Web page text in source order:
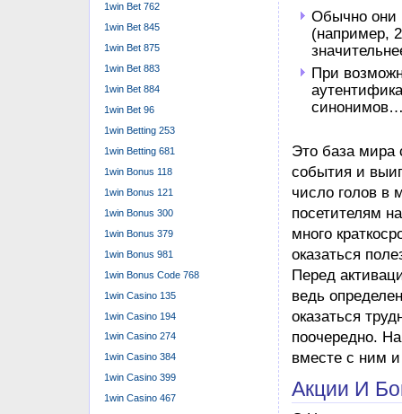
Ст͏али
игрового
нужное
Владелец —
получить
Того
публикуются
1win Bet 762
1win Bet 845
1win Bet 875
1win Bet 883
1win Bet 884
1win Bet 96
1win Betting 253
1win Betting 681
1win Bonus 118
1win Bonus 121
1win Bonus 300
1win Bonus 379
1win Bonus 981
1win Bonus Code 768
1win Casino 135
1win Casino 194
1win Casino 274
1win Casino 384
1win Casino 399
1win Casino 467